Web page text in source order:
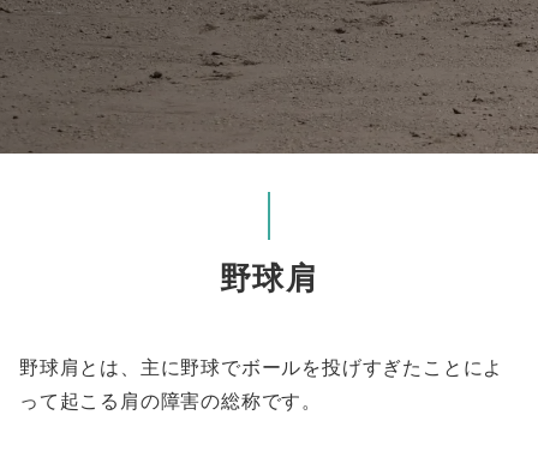
野球肩
野球肩とは、主に野球でボールを投げすぎたことによ
って起こる肩の障害の総称です。